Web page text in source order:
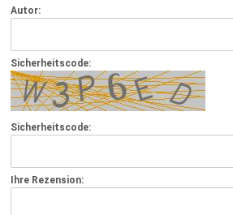
Autor:
Sicherheitscode:
Sicherheitscode:
Ihre Rezension: